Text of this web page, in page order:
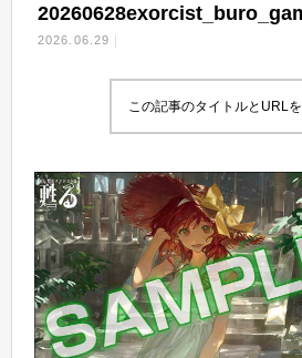
2026.06.29
この記事のタイトルとURL